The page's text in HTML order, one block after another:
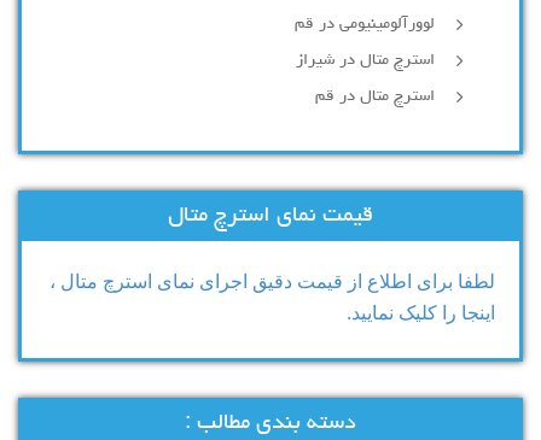
لوورآلومینیومی در قم
استرچ متال در شیراز
استرچ متال در قم
قیمت نمای استرچ متال
لطفا برای اطلاع از قیمت دقیق اجرای نمای استرچ متال ،
اینجا را کلیک نمایید.
دسته بندی مطالب :